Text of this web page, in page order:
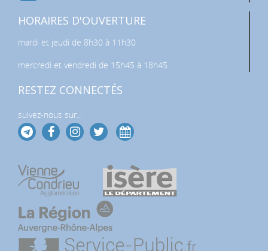
HORAIRES D'OUVERTURE
mardi et jeudi de 8h30 à 11h30
mercredi et vendredi de 15h45 à 18h45
RESTEZ CONNECTÉS
suivez-nous sur...